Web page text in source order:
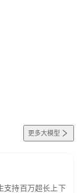
更多大模型
支持百万超长上下